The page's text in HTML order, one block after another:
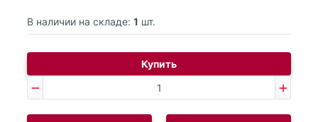
В наличии на складе: 1 шт.
Купить